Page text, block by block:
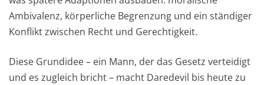
Ambivalenz, körperliche Begrenzung und ein ständiger
Konflikt zwischen Recht und Gerechtigkeit.
Diese Grundidee – ein Mann, der das Gesetz verteidigt
und es zugleich bricht – macht Daredevil bis heute zu